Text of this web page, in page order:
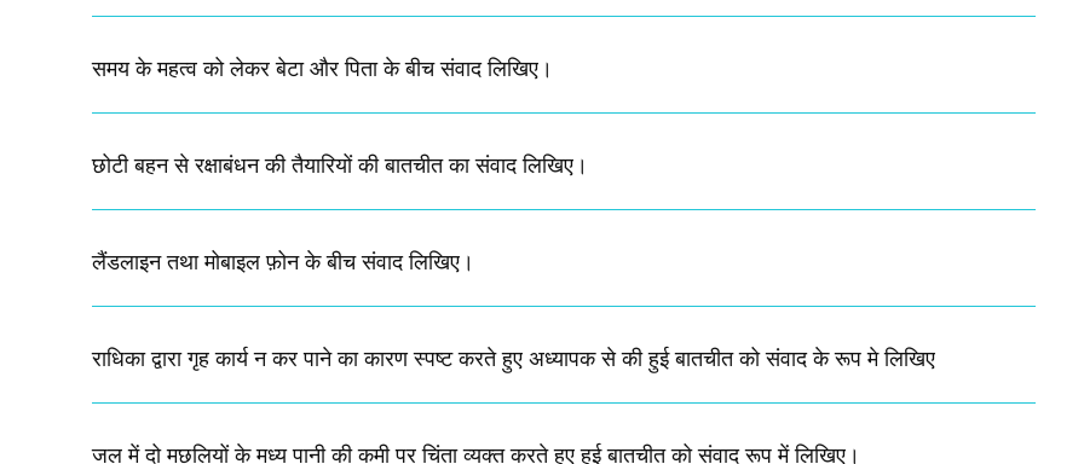
समय के महत्व को लेकर बेटा और पिता के बीच संवाद लिखिए।
छोटी बहन से रक्षाबंधन की तैयारियों की बातचीत का संवाद लिखिए।​
लैंडलाइन तथा मोबाइल फ़ोन के बीच संवाद लिखिए।
राधिका द्वारा गृह कार्य न कर पाने का कारण स्पष्ट करते हुए अध्यापक से की हुई बातचीत को संवाद के रूप मे लिखिए
जल में दो मछलियों के मध्य पानी की कमी पर चिंता व्यक्त करते हुए हुई बातचीत को संवाद रूप में लिखिए।